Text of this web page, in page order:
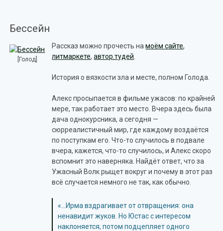
Бессейн
[Голод]
Рассказ можно прочесть намоём сайте,
литмаркете,автор.тудей
История о вязкости зла и месте, полном Голода.
Алекс просыпается в фильме ужасов: по крайней
мере, так работает это место. Вчера здесь была
дача однокурсника, а сегодня —
сюрреалистичный мир, где каждому воздаётся
по поступкам его. Что-то случилось в подвале
вчера, кажется, что-то случилось, и Алекс скоро
вспомнит это наверняка. Найдёт ответ, что за
Ужасный Волк рыщет вокруг и почему в этот раз
всё случается немного не так, как обычно.
«…Ирма вздрагивает от отвращения: она
ненавидит жуков. Но Юстас с интересом
наклоняется, потом подцепляет одного